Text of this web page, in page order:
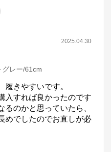
2025.04.30
グレー/61cm
履きやすいです。
入すれば良かったのです
るのかと思っていたら、
めでしたのでお直しが必